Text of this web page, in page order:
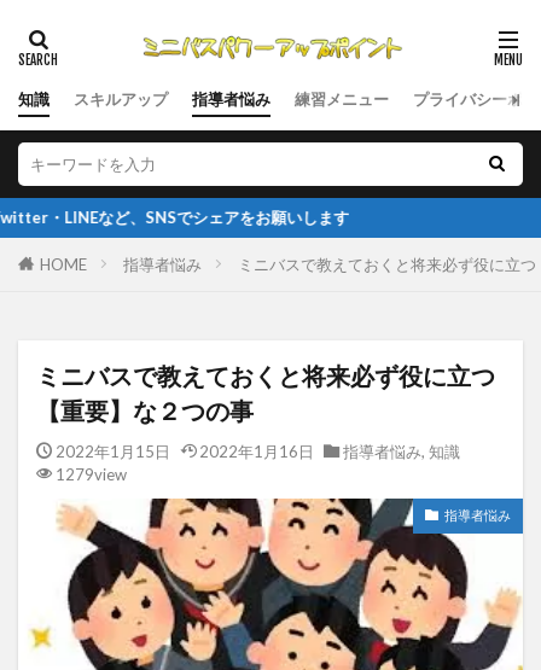
知識 スキルアップ 指導者悩み 練習メニュー プライバシーポ
でシェアをお願いします
HOME 指導者悩み ミニバスで教えておくと将来必ず役に立
ミニバスで教えておくと将来必ず役に立つ
【重要】な２つの事
2022年1月15日 2022年1月16日 指導者悩み, 知識
1279view
指導者悩み